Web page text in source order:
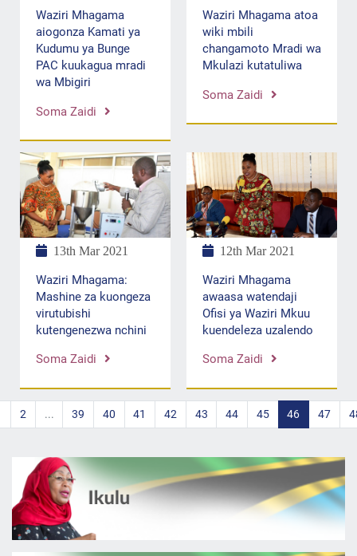
Waziri Mhagama
aiogonza Kamati ya
Kudumu ya Bunge
PAC kuukagua mradi
wa Mbigiri
Soma Zaidi
Waziri Mhagama atoa
wiki mbili
changamoto Mradi wa
Mkulazi kutatuliwa
Soma Zaidi
13th Mar 2021
Waziri Mhagama:
Mashine za kuongeza
virutubishi
kutengenezwa nchini
Soma Zaidi
12th Mar 2021
Waziri Mhagama
awaasa watendaji
Ofisi ya Waziri Mkuu
kuendeleza uzalendo
Soma Zaidi
2 ... 39 40 41 42 43 44 45 46 47